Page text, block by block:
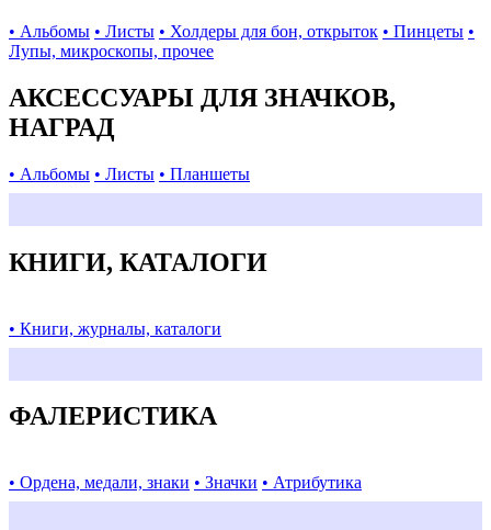
• Альбомы • Листы • Холдеры для бон, открыток • Пинцеты •
Лупы, микроскопы, прочее
АКСЕССУАРЫ ДЛЯ ЗНАЧКОВ,
НАГРАД
• Альбомы • Листы • Планшеты
КНИГИ, КАТАЛОГИ
• Книги, журналы, каталоги
ФАЛЕРИСТИКА
• Ордена, медали, знаки • Значки • Атрибутика